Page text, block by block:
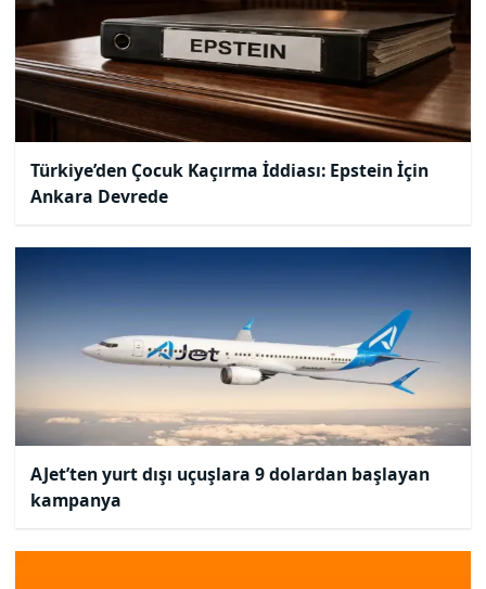
Türkiye’den Çocuk Kaçırma İddiası: Epstein İçin
Ankara Devrede
AJet’ten yurt dışı uçuşlara 9 dolardan başlayan
kampanya